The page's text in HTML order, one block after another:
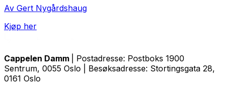
Av Gert Nygårdshaug
Kjøp her
Cappelen Damm
| Postadresse: Postboks 1900
Sentrum, 0055 Oslo | Besøksadresse: Stortingsgata 28,
0161 Oslo